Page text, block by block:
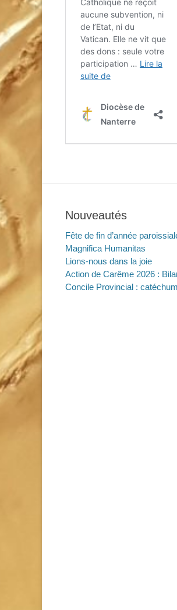
Nouveautés
Fête de fin d’année
Magnifica Humanitas
Lions-nous dans la joie
Action de Carême 2026 :
Concile Provincial :